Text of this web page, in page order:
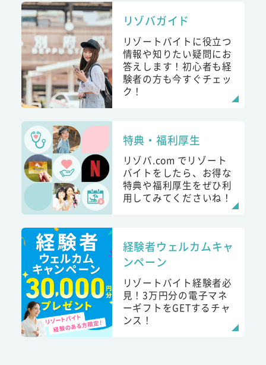
リゾバガイド
リゾートバイトに役立つ
情報や知りたい疑問にお
答えします！初心者も経
験者の方も今すぐチェッ
ク！
特典・福利厚生
リゾバ.com でリゾート
バイトをしたら、お得な
特典や福利厚生をぜひ利
用してみてくださいね！
経験者ウェルカムキャ
ンペーン
リゾートバイト経験者必
見！3万円分の電子マネ
ーギフトをGETするチャ
ンス！